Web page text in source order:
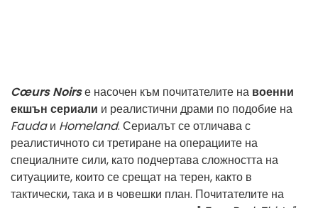
Cœurs Noirsе насочен към почитателите на военни
екшън сериали и реалистични драми по подобие на
Faudaи Homeland. Сериалът се отличава с
реалистичното си третиране на операциите на
специалните сили, като подчертава сложността на
ситуациите, които се срещат на терен, както в
тактически, така и в човешки план. Почитателите на